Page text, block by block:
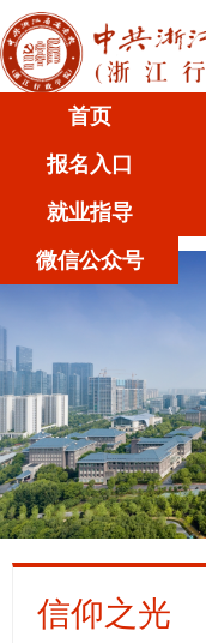
首页
报名入口
就业指导
微信公众号
信仰之光